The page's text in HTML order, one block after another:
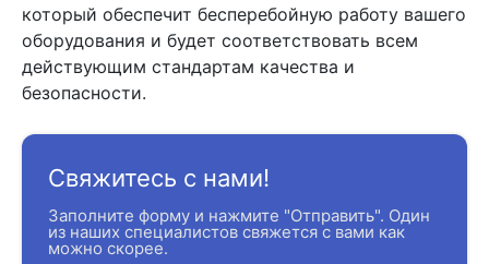
который обеспечит бесперебойную работу вашего
оборудования и будет соответствовать всем
действующим стандартам качества и
безопасности.
Свяжитесь с нами!
Заполните форму и нажмите "Отправить". Один
из наших специалистов свяжется с вами как
можно скорее.